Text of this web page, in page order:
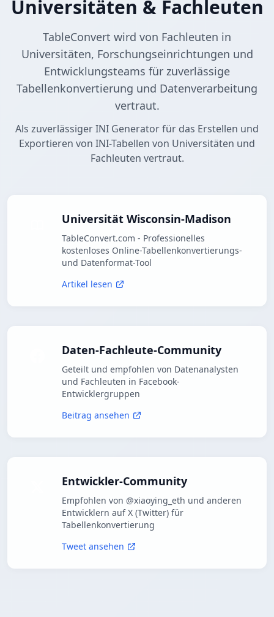
Universitäten & Fachleuten
TableConvert wird von Fachleuten in
Universitäten, Forschungseinrichtungen und
Entwicklungsteams für zuverlässige
Tabellenkonvertierung und Datenverarbeitung
vertraut.
Als zuverlässiger INI Generator für das Erstellen und
Exportieren von INI-Tabellen von Universitäten und
Fachleuten vertraut.
Universität Wisconsin-Madison
TableConvert.com - Professionelles
kostenloses Online-Tabellenkonvertierungs-
und Datenformat-Tool
Artikel lesen
Daten-Fachleute-Community
Geteilt und empfohlen von Datenanalysten
und Fachleuten in Facebook-
Entwicklergruppen
Beitrag ansehen
Entwickler-Community
Empfohlen von @xiaoying_eth und anderen
Entwicklern auf X (Twitter) für
Tabellenkonvertierung
Tweet ansehen